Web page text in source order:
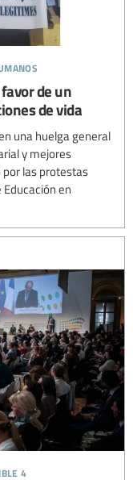
de un
de vida
una huelga general
y mejores
por las protestas
en
4